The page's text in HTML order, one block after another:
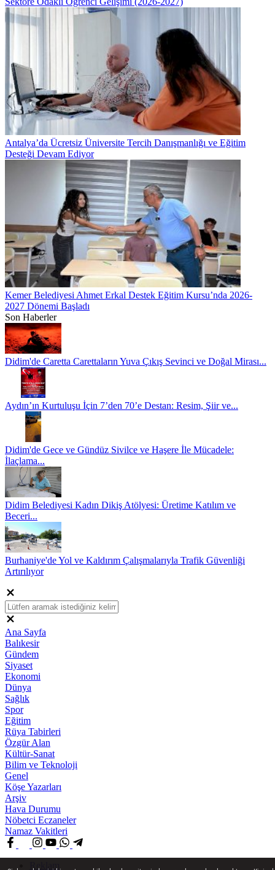
Antalya’da Ücretsiz Üniversite Tercih Danışmanlığı ve Eğitim
Desteği Devam Ediyor
Kemer Belediyesi Ahmet Erkal Destek Eğitim Kursu’nda 2026-
2027 Dönemi Başladı
Son Haberler
Didim'de Caretta Carettaların Yuva Çıkış Sevinci ve Doğal Mirası...
Aydın’ın Kurtuluşu İçin 7’den 70’e Destan: Resim, Şiir ve...
Didim'de Gece ve Gündüz Sivilce ve Haşere İle Mücadele:
İlaçlama...
Didim Belediyesi Kadın Dikiş Atölyesi: Üretime Katılım ve
Beceri...
Burhaniye'de Yol ve Kaldırım Çalışmalarıyla Trafik Güvenliği
Artırılıyor
Ana Sayfa
Balıkesir
Gündem
Siyaset
Ekonomi
Dünya
Sağlık
Spor
Eğitim
Rüya Tabirleri
Özgür Alan
Kültür-Sanat
Bilim ve Teknoloji
Genel
Köşe Yazarları
Arşiv
Hava Durumu
Nöbetci Eczaneler
Namaz Vakitleri